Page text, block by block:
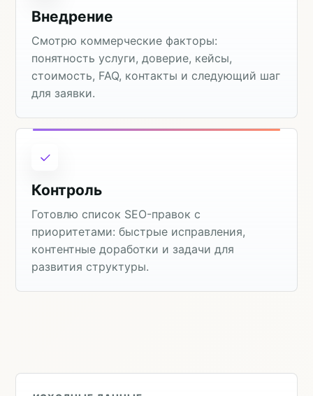
Внедрение
Смотрю коммерческие факторы:
понятность услуги, доверие, кейсы,
стоимость, FAQ, контакты и следующий шаг
для заявки.
Контроль
Готовлю список SEO-правок с
приоритетами: быстрые исправления,
контентные доработки и задачи для
развития структуры.